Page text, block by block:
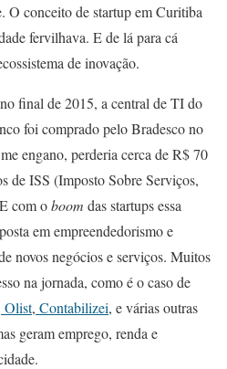
O conceito de startup em Curitiba
fervilhava. E de lá para cá
de inovação.
final de 2015, a central de TI do
foi comprado pelo Bradesco no
engano, perderia cerca de R$ 70
de ISS (Imposto Sobre Serviços,
com oboom das startups essa
em empreendedorismo e
novos negócios e serviços. Muitos
na jornada, como é o caso de
Olist, Contabilizei, e várias outras
geram emprego, renda e